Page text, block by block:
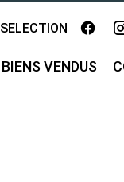
SELECTION
BIENS VENDUS